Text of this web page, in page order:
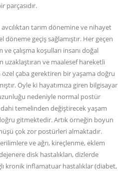
parçasıdır.
tarım dönemine ve nihayet
döneme geçiş sağlamıştır. Her geçen
ve çalışma koşulları insanı doğal
uzaklaştıran ve maalesef hareketli
çaba gerektiren bir yaşama doğru
Öyle ki hayatımıza giren bilgisayar
nedeniyle normal postür
dahi temelinden değiştirecek yaşam
gitmektedir. Artık örneğin boyun
çok zor postürleri almaktadır.
ve ağrı, kireçlenme, eklem
disk hastalıkları, dizlerde
kronik inflamatuar hastalıklar (diabet,